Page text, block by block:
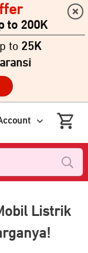
Listrik
to 200K
to 25K